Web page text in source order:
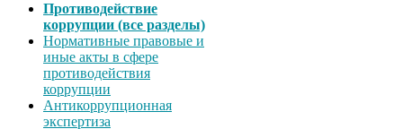
Противодействие
коррупции (все разделы)
Нормативные правовые и
иные акты в сфере
противодействия
коррупции
Антикоррупционная
экспертиза